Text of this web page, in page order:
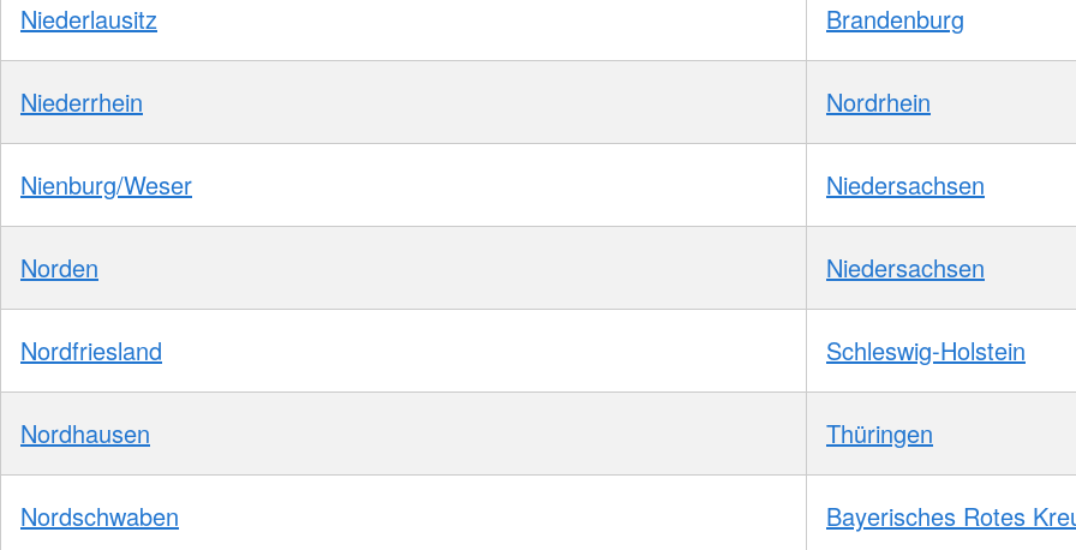
Niederlausitz Brandenburg
Niederrhein Nordrhein
Nienburg/Weser Niedersachsen
Norden Niedersachsen
Nordfriesland Schleswig-Holstein
Nordhausen Thüringen
Nordschwaben Bayerisches Rotes